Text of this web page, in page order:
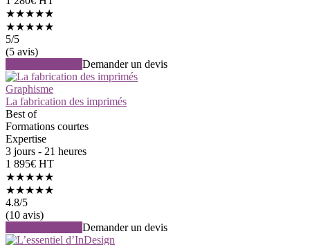
★★★★★
★★★★★
5/5
(5 avis)
Demander un devis
Graphisme
La fabrication des imprimés
Best of
Formations courtes
Expertise
3 jours - 21 heures
1 895€ HT
★★★★★
★★★★★
4.8/5
(10 avis)
Demander un devis